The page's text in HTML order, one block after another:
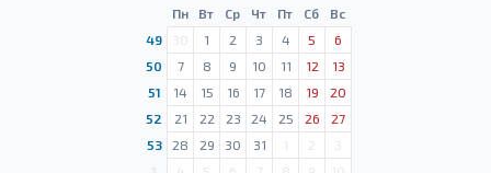
Пн Вт Ср Чт Пт Сб
Вс
49
30 1 2 3 4 5
6
50
7 8 9 10 11 12
13
51
14 15 16 17 18 19
20
52
21 22 23 24 25 26
27
53
28 29 30 31 1 2
3